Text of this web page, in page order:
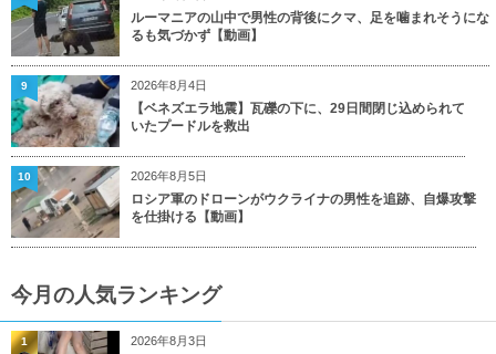
ルーマニアの山中で男性の背後にクマ、足を噛まれそうにな
るも気づかず【動画】
2026年8月4日
【ベネズエラ地震】瓦礫の下に、29日間閉じ込められて
いたプードルを救出
9
2026年8月5日
ロシア軍のドローンがウクライナの男性を追跡、自爆攻撃
を仕掛ける【動画】
10
今月の人気ランキング
2026年8月3日
1